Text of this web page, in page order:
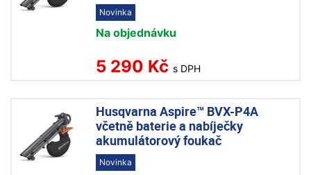
Novinka
Na objednávku
5 290 Kč s DPH
Husqvarna Aspire™ BVX-P4A
včetně baterie a nabíječky
akumulátorový foukač
Novinka